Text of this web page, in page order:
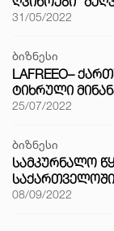
31/05/2022
ბიზნესი
LAFREEO–
ᲢᲘᲮᲠᲣᲚᲘ
25/07/2022
ბიზნესი
ᲡᲐᲛᲙᲣᲠᲜᲐᲚᲝ
08/09/2022